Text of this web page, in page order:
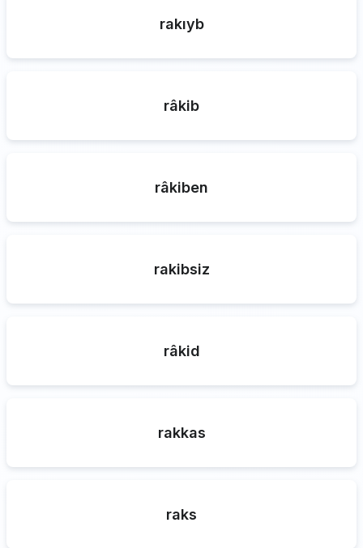
rakıyb
râkib
râkiben
rakibsiz
râkid
rakkas
raks